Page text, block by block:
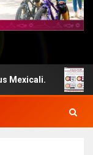
Un total